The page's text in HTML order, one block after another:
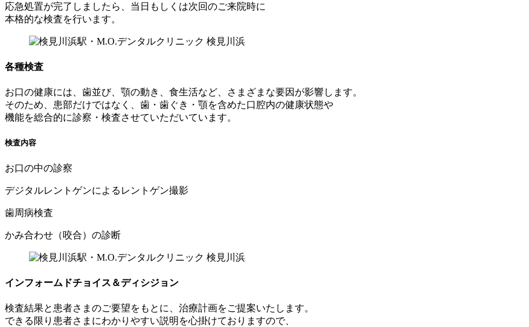
応急処置が完了しましたら、当日もしくは次回のご来院時に
本格的な検査を行います。
各種検査
お口の健康には、歯並び、顎の動き、食生活など、さまざまな要因が影響します。
そのため、患部だけではなく、歯・歯ぐき・顎を含めた口腔内の健康状態や
機能を総合的に診察・検査させていただいています。
検査内容
お口の中の診察
デジタルレントゲンによるレントゲン撮影
歯周病検査
かみ合わせ（咬合）の診断
インフォームドチョイス＆ディシジョン
検査結果と患者さまのご要望をもとに、治療計画をご提案いたします。
できる限り患者さまにわかりやすい説明を心掛けておりますので、